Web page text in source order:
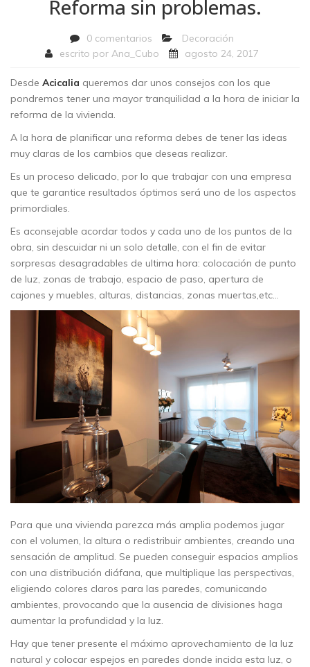
Reforma sin problemas.
0 comentarios
Decoración
escrito por Ana_Cubo agosto 24, 2017
Desde Acicalia queremos dar unos consejos con los que
pondremos tener una mayor tranquilidad a la hora de iniciar la
reforma de la vivienda.
A la hora de planificar una reforma debes de tener las ideas
muy claras de los cambios que deseas realizar.
Es un proceso delicado, por lo que trabajar con una empresa
que te garantice resultados óptimos será uno de los aspectos
primordiales.
Es aconsejable acordar todos y cada uno de los puntos de la
obra, sin descuidar ni un solo detalle, con el fin de evitar
sorpresas desagradables de ultima hora: colocación de punto
de luz, zonas de trabajo, espacio de paso, apertura de
cajones y muebles, alturas, distancias, zonas muertas,etc…
Para que una vivienda parezca más amplia podemos jugar
con el volumen, la altura o redistribuir ambientes, creando una
sensación de amplitud. Se pueden conseguir espacios amplios
con una distribución diáfana, que multiplique las perspectivas,
eligiendo colores claros para las paredes, comunicando
ambientes, provocando que la ausencia de divisiones haga
aumentar la profundidad y la luz.
Hay que tener presente el máximo aprovechamiento de la luz
natural y colocar espejos en paredes donde incida esta luz, o